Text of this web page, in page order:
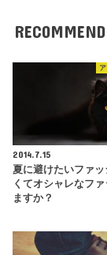
RECOMMEND
2014.7.15
夏に避けたいファ
くてオシャレなフ
ますか？